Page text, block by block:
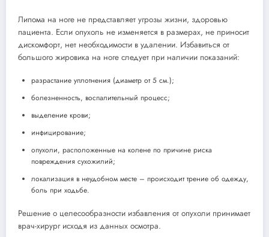
Липома на ноге не представляет угрозы жизни, здоровью
пациента. Если опухоль не изменяется в размерах, не приносит
дискомфорт, нет необходимости в удалении. Избавиться от
большого жировика на ноге следует при наличии показаний:
разрастание уплотнения (диаметр от 5 см.);
болезненность, воспалительный процесс;
выделение крови;
инфицирование;
опухоли, расположенные на колене по причине риска
повреждения сухожилий;
локализация в неудобном месте – происходит трение об одежду,
боль при ходьбе.
Решение о целесообразности избавления от опухоли принимает
врач-хирург исходя из данных осмотра.